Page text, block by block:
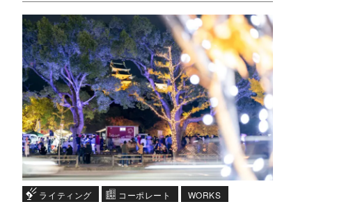
ライティング コーポレート WORKS